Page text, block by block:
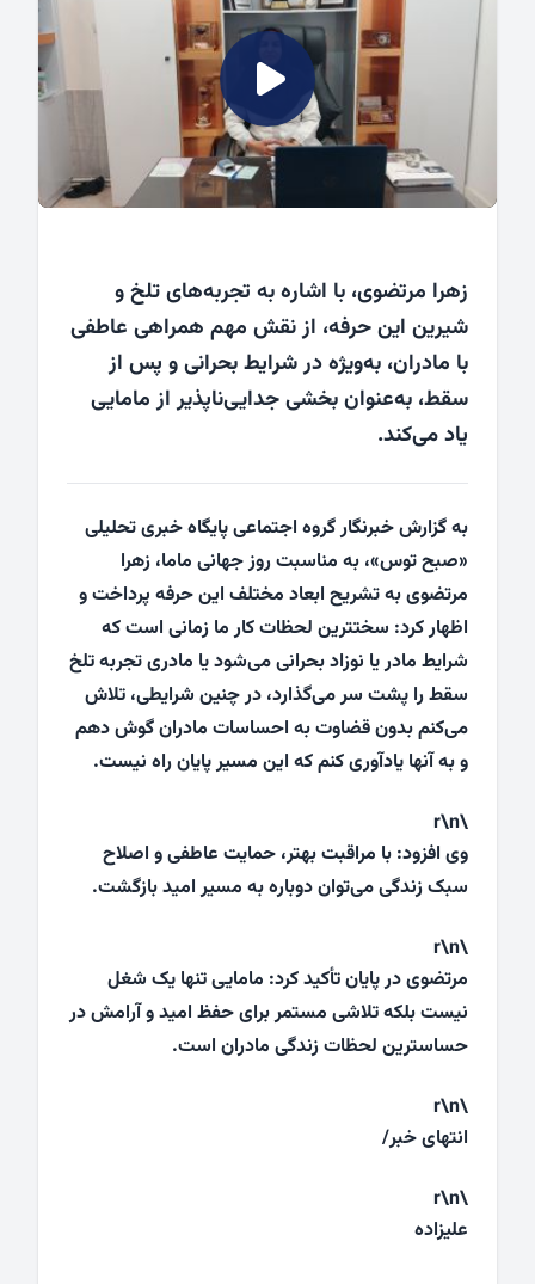
زهرا مرتضوی، با اشاره به تجربه‌های تلخ و
شیرین این حرفه، از نقش مهم همراهی عاطفی
با مادران، به‌ویژه در شرایط بحرانی و پس از
سقط، به‌عنوان بخشی جدایی‌ناپذیر از مامایی
یاد می‌کند.
به گزارش خبرنگار گروه اجتماعی پایگاه خبری تحلیلی
«صبح توس»، به مناسبت روز جهانی ماما، زهرا
مرتضوی به تشریح ابعاد مختلف این حرفه پرداخت و
اظهار کرد: سختترین لحظات کار ما زمانی است که
شرایط مادر یا نوزاد بحرانی می‌شود یا مادری تجربه تلخ
سقط را پشت سر می‌گذارد، در چنین شرایطی، تلاش
می‌کنم بدون قضاوت به احساسات مادران گوش دهم
و به آنها یادآوری کنم که این مسیر پایان راه نیست.
\r\n
وی افزود: با مراقبت بهتر، حمایت عاطفی و اصلاح
سبک زندگی می‌توان دوباره به مسیر امید بازگشت.
\r\n
مرتضوی در پایان تأکید کرد: مامایی تنها یک شغل
نیست بلکه تلاشی مستمر برای حفظ امید و آرامش در
حساسترین لحظات زندگی مادران است.
\r\n
انتهای خبر/
\r\n
علیزاده